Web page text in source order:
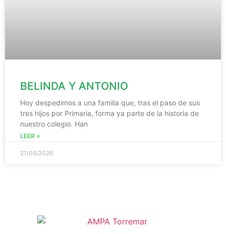
BELINDA Y ANTONIO
Hoy despedimos a una familia que, tras el paso de sus
tres hijos por Primaria, forma ya parte de la historia de
nuestro colegio. Han
LEER »
21/06/2026